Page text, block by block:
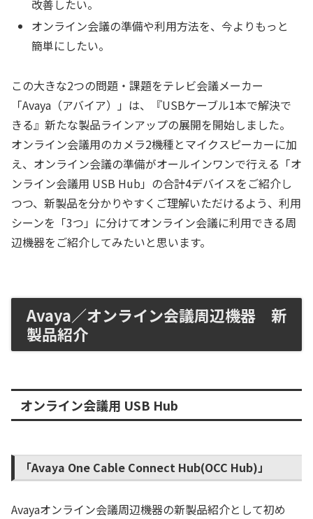
改善したい。
オンライン会議の準備や利用方法を、今よりもっと
簡単にしたい。
この大きな2つの問題・課題をテレビ会議メーカー
「Avaya（アバイア）」は、『USBケーブル1本で解決で
きる』新たな製品ラインアップの展開を開始しました。
オンライン会議用のカメラ2機種とマイクスピーカーに加
え、オンライン会議の準備がオールインワンで行える「オ
ンライン会議用 USB Hub」の合計4デバイスをご紹介し
つつ、新製品を分かりやすくご理解いただけるよう、利用
シーンを「3つ」に分けてオンライン会議に利用できる周
辺機器をご紹介してみたいと思います。
Avaya／オンライン会議周辺機器 新
製品紹介
オンライン会議用 USB Hub
「Avaya One Cable Connect Hub(OCC Hub)」
Avayaオンライン会議周辺機器の新製品紹介として初め